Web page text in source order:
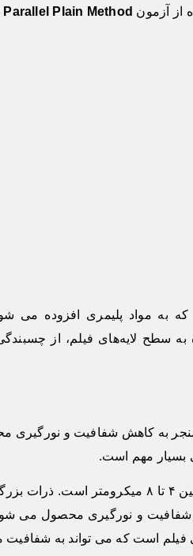
از آزمون Parallel Plain Method
به مواد پلیمری افزوده می
به سطح لایه‌های فیلم، از
منجر به کاهش شفافیت و
بسیار مهم است.
به طور معمول، سایز ذرات مورد استفاده در مستربچ بین
و نورگیری محصول می
فیلم است که می تواند به